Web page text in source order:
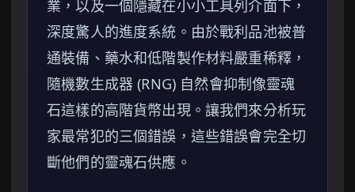
業，以及一個隱藏在小小工具列介面下，
深度驚人的進度系統。由於戰利品池被普
通裝備、藥水和低階製作材料嚴重稀釋，
隨機數生成器 (RNG) 自然會抑制像靈魂
石這樣的高階貨幣出現。讓我們來分析玩
家最常犯的三個錯誤，這些錯誤會完全切
斷他們的靈魂石供應。